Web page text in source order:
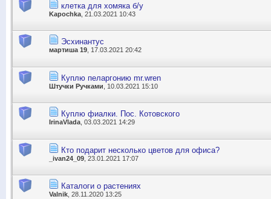
клетка для хомяка б/у
Kapochka , 21.03.2021 10:43
Эсхинантус
мартиша 19 , 17.03.2021 20:42
Куплю пеларгонию mr.wren
Штучки Ручками , 10.03.2021 15:10
Куплю фиалки. Пос. Котовского
IrinaVlada , 03.03.2021 14:29
Кто подарит несколько цветов для офиса?
_ivan24_09 , 23.01.2021 17:07
Каталоги о растениях
Valnik , 28.11.2020 13:25